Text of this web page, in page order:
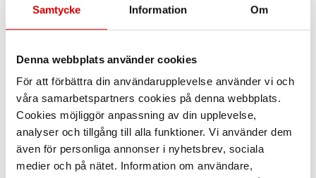
Samtycke Information Om
Denna webbplats använder cookies
För att förbättra din användarupplevelse använder vi och
våra samarbetspartners cookies på denna webbplats.
Cookies möjliggör anpassning av din upplevelse,
analyser och tillgång till alla funktioner. Vi använder dem
även för personliga annonser i nyhetsbrev, sociala
medier och på nätet. Information om användare,
Cirkelsågklinga trä
Hitachi 165 mm
Stabil och laserslipad kärna
Cirkelsågklinga
fibercement Bosch 160
mm
4 tänder, ProteQtion-beläggning